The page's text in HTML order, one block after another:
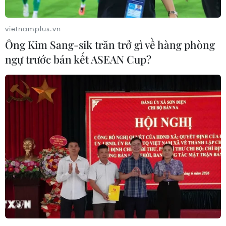
Hưng Yên: Điều tra, làm rõ vụ bạo hành
trẻ tại Cơ sở Mầm non tư thục
11/04/2024 03:31
Biên bản làm việc của Công an xã Lạc Hồng với chủ
Cơ sở Mầm non tư thục Hoàng Oanh và cô giáo Kha
Thị Tấm xác nhận vụ việc xảy ra trước Tết Nguyên đán,
tuy nhiên không nhớ chính xác thời gian cụ thể.
vietnamplus.vn
Ông Kim Sang-sik trăn trở gì về hàng phòng
ngự trước bán kết ASEAN Cup?